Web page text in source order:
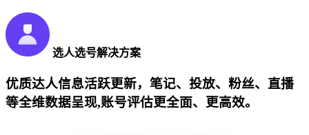
选人选号解决方案
优质达人信息活跃更新，笔记、投放、粉丝、直播
等全维数据呈现,账号评估更全面、更高效。